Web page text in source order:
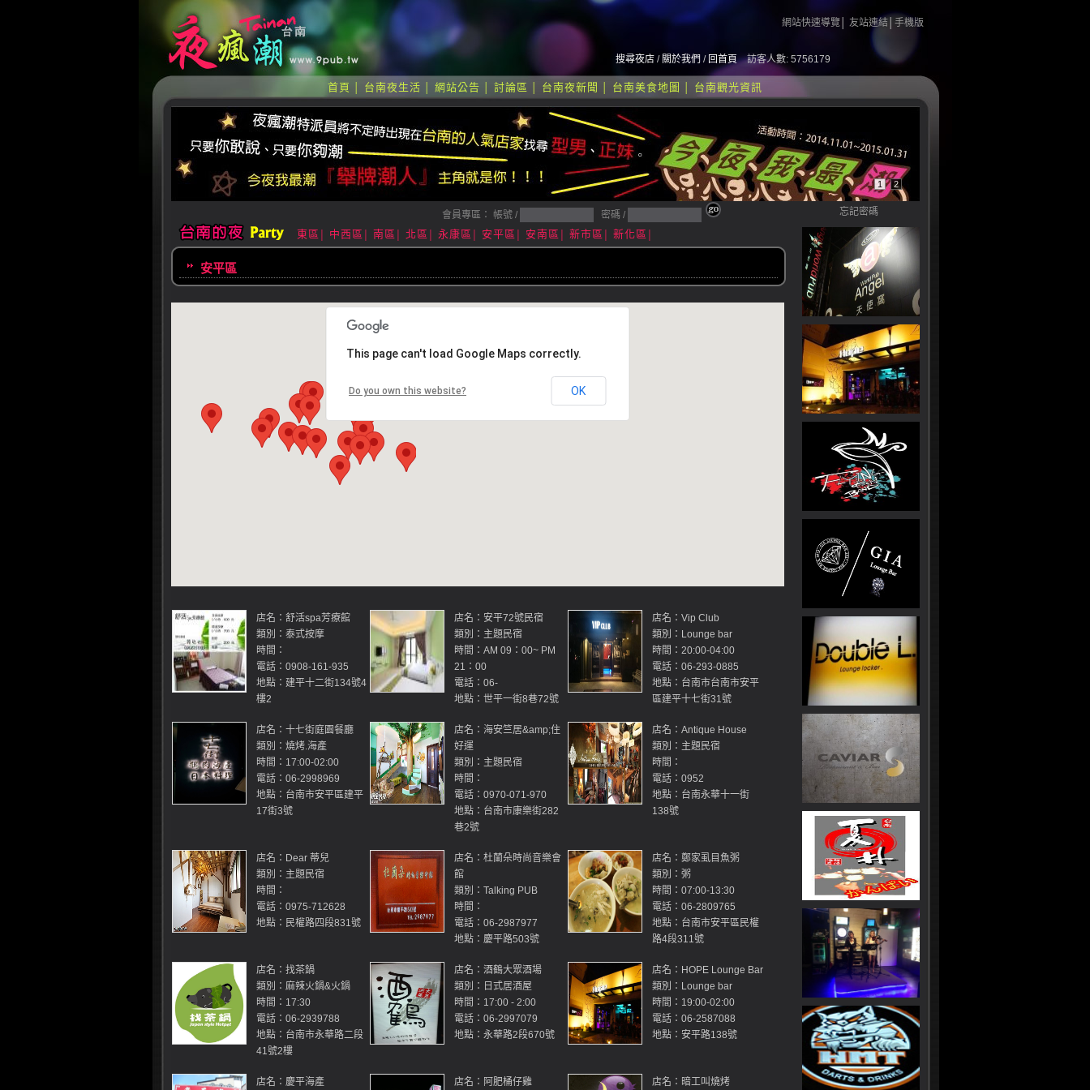
網站快速導覽│ 友站連結│ 手機版
搜尋夜店/ 關於我們 / 回首頁訪客人數: 5756179
首頁 台南夜生活 網站公告 討論區 台南夜新聞 台南美食地圖 台南觀光資訊
1 2
會員專區： 帳號 / 密碼 / 忘記密碼
東區 中西區 南區 北區 永康區 安平區 安南區 新市區 新化區
安平區
This page can't load Google Maps correctly.
Do you own this website? OK
店名：舒活spa芳療館
類別：泰式按摩
時間：
電話：0908-161-935
地點：建平十二街134號4
樓2
店名：安平72號民宿
類別：主題民宿
時間：AM 09：00~ PM
21：00
電話：06-
地點：世平一街8巷72號
店名：Vip Club
類別：Lounge bar
時間：20:00-04:00
電話：06-293-0885
地點：台南市台南市安平
區建平十七街31號
店名：十七街庭園餐廳
類別：燒烤.海產
時間：17:00-02:00
電話：06-2998969
地點：台南市安平區建平
17街3號
店名：海安竺居&amp;住
好運
類別：主題民宿
時間：
電話：0970-071-970
地點：台南市康樂街282
巷2號
店名：Antique House
類別：主題民宿
時間：
電話：0952
地點：台南永華十一街
138號
店名：Dear 蒂兒
類別：主題民宿
時間：
電話：0975-712628
地點：民權路四段831號
店名：杜蘭朵時尚音樂會
館
類別：Talking PUB
時間：
電話：06-2987977
地點：慶平路503號
店名：鄭家虱目魚粥
類別：粥
時間：07:00-13:30
電話：06-2809765
地點：台南市安平區民權
路4段311號
店名：找茶鍋
類別：麻辣火鍋&火鍋
時間：17:30
電話：06-2939788
地點：台南市永華路二段
41號2樓
店名：酒鶴大眾酒場
類別：日式居酒屋
時間：17:00 - 2:00
電話：06-2997079
地點：永華路2段670號
店名：HOPE Lounge Bar
類別：Lounge bar
時間：19:00-02:00
電話：06-2587088
地點：安平路138號
店名：慶平海產 店名：阿肥桶仔雞 店名：暗工叫燒烤